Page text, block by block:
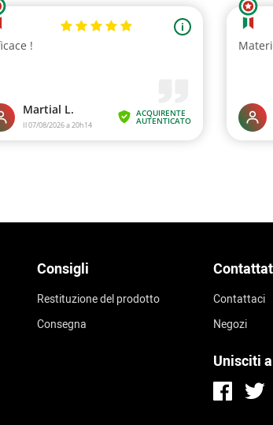
Consigli
Restituzione del prodotto
Consegna
Contattaci
Negozi
Unisciti